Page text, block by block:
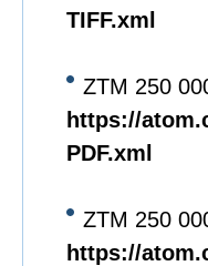
TIFF.xml
ZTM 250
https://
PDF.xml
ZTM 250
https://